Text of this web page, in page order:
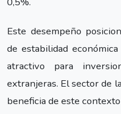
Este desempeño
de estabilidad
atractivo para
extranjeras. El sector de
beneficia de este